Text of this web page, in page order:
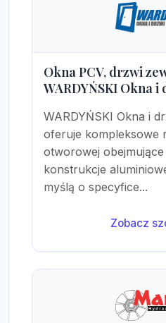
Okna PCV, drzwi
WARDYŃSKI Okna i
WARDYŃSKI Okna i
oferuje kompleksowe
otworowej
konstrukcje
myślą o specyfice...
Zobacz